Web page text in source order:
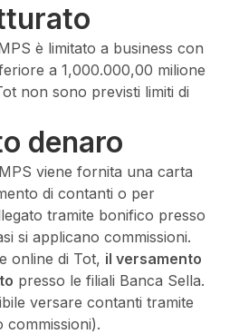
è limitato a business con
a 1,000.000,00 milione
non sono previsti limiti di
denaro
viene fornita una carta
di contanti o per
tramite bonifico presso
si applicano commissioni.
online di Tot, il versamento
presso le filiali Banca Sella.
versare contanti tramite
commissioni).